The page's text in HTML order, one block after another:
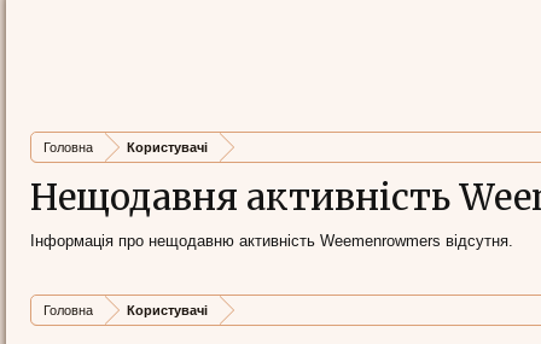
Головна Користувачі
Нещодавня активність
Інформація про нещодавню активність Weemenrowmers відсутня.
Головна Користувачі